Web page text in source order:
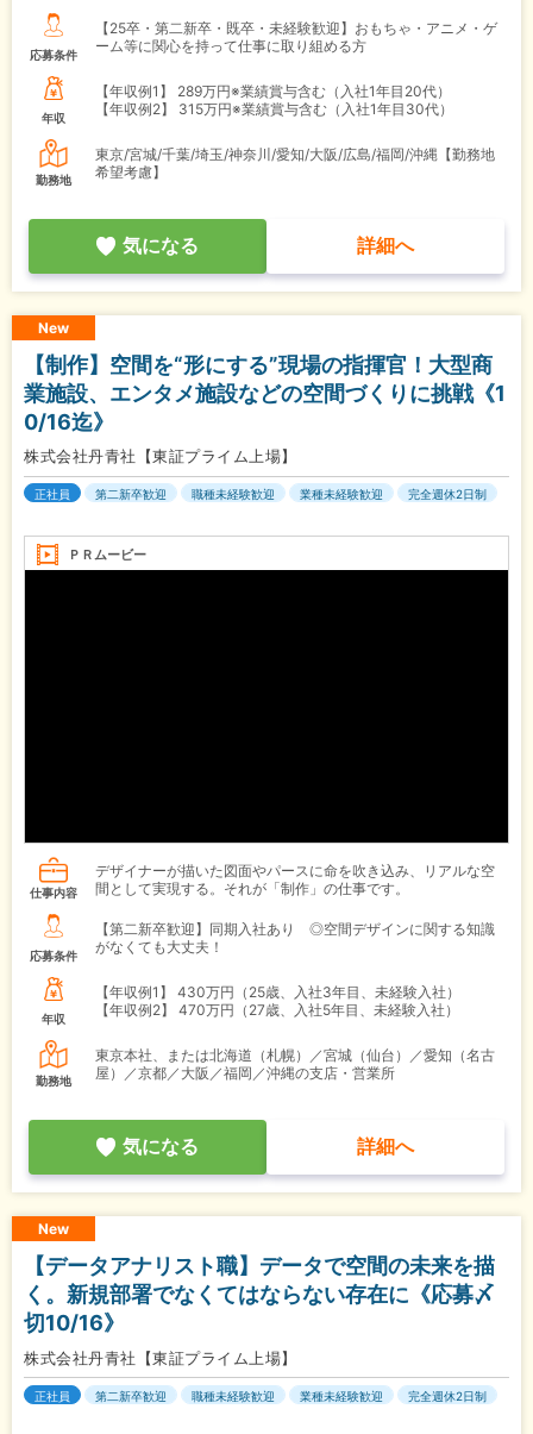
応募条件
【25卒・第二新卒・既卒・未経験歓迎】おもちゃ・アニメ・ゲ
ーム等に関心を持って仕事に取り組める方
年収
【年収例1】
289万円※業績賞与含む（入社1年目20代）
【年収例2】
315万円※業績賞与含む（入社1年目30代）
勤務地
東京/宮城/千葉/埼玉/神奈川/愛知/大阪/広島/福岡/沖縄【勤務地
希望考慮】
気になる 詳細へ
New
【制作】空間を“形にする”現場の指揮官！大型商
業施設、エンタメ施設などの空間づくりに挑戦《1
0/16迄》
株式会社丹青社【東証プライム上場】
正社員 第二新卒歓迎 職種未経験歓迎 業種未経験歓迎 完全週休2日制
ＰＲムービー
仕事内容
デザイナーが描いた図面やパースに命を吹き込み、リアルな空
間として実現する。それが「制作」の仕事です。
応募条件
【第二新卒歓迎】同期入社あり ◎空間デザインに関する知識
がなくても大丈夫！
年収
【年収例1】
430万円（25歳、入社3年目、未経験入社）
【年収例2】
470万円（27歳、入社5年目、未経験入社）
勤務地
東京本社、または北海道（札幌）／宮城（仙台）／愛知（名古
屋）／京都／大阪／福岡／沖縄の支店・営業所
気になる 詳細へ
New
【データアナリスト職】データで空間の未来を描
く。新規部署でなくてはならない存在に《応募〆
切10/16》
株式会社丹青社【東証プライム上場】
正社員 第二新卒歓迎 職種未経験歓迎 業種未経験歓迎 完全週休2日制